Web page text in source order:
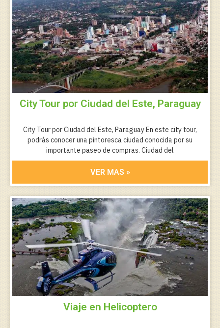
City Tour por Ciudad del Este, Paraguay
City Tour por Ciudad del Este, Paraguay En este city tour,
podrás conocer una pintoresca ciudad conocida por su
importante paseo de compras. Ciudad del
VER MAS »
Viaje en Helicoptero